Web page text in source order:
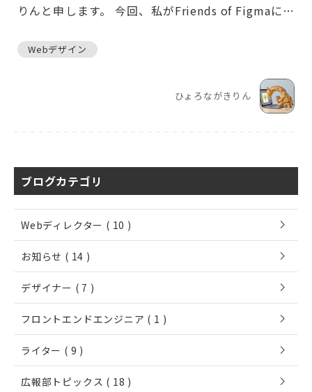
りんと申します。 今回、私がFriends of Figmaに参
し込みしない？」と声をかけられたのがきっか…
Webデザイン
ひょろながきりん
ブログカテゴリ
Webディレクター ( 10 ) chevron_right
お知らせ ( 14 ) chevron_right
デザイナー ( 7 ) chevron_right
フロントエンドエンジニア ( 1 ) chevron_right
ライター ( 9 ) chevron_right
広報部トピックス ( 18 ) chevron_right